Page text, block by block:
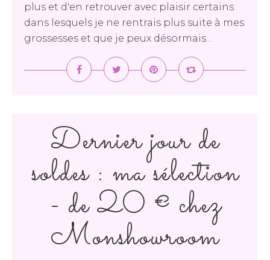
plus et d'en retrouver avec plaisir certains
dans lesquels je ne rentrais plus suite à mes
grossesses et que je peux désormais...
Dernier jour de
soldes : ma sélection
- de 20 € chez
Monshowroom